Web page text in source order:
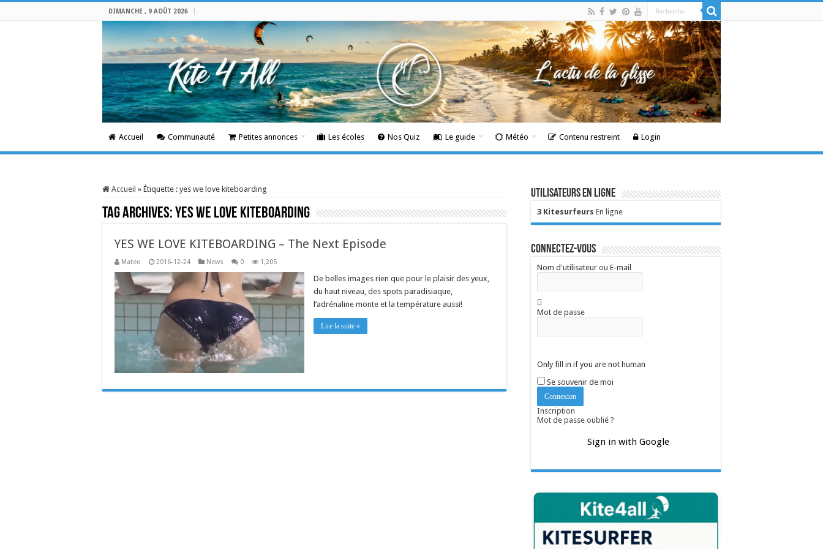
DIMANCHE , 9 AOÛT 2026
Accueil Communauté Petites annonces Les écoles Nos Quiz Le guide Météo Contenu restreint Login
Accueil » Étiquette : yes we love kiteboarding
Tag Archives:yes we love kiteboarding
YES WE LOVE KITEBOARDING – The Next Episode
Mateo 2016-12-24 News 0 1,205
De belles images rien que pour le plaisir des yeux,
du haut niveau, des spots paradisiaque,
l’adrénaline monte et la température aussi!
Lire la suite »
Utilisateurs en ligne
3 Kitesurfeurs En ligne
Connectez-vous
Nom d'utilisateur ou E-mail
Mot de passe
Only fill in if you are not human
Se souvenir de moi
Inscription
Mot de passe oublié ?
Sign in with Google